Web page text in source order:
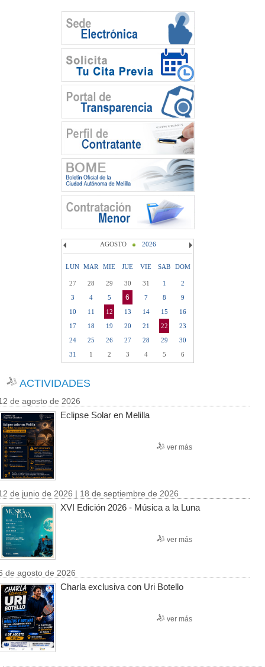
AGOSTO 2026
LUN MAR MIE JUE VIE SAB DOM
27 28 29 30 31 1
2
3
4 5 6 7 8
9
10
11 12 13 14 15
16
17
18 19 20 21 22
23
24
25 26 27 28 29
30
31
1 2 3 4 5 6
ACTIVIDADES
de agosto de 2026
Eclipse Solar en Melilla
ver más
de junio de 2026 | 18 de septiembre de 2026
XVI Edición 2026 - Música a la Luna
ver más
de agosto de 2026
Charla exclusiva con Uri Botello
ver más